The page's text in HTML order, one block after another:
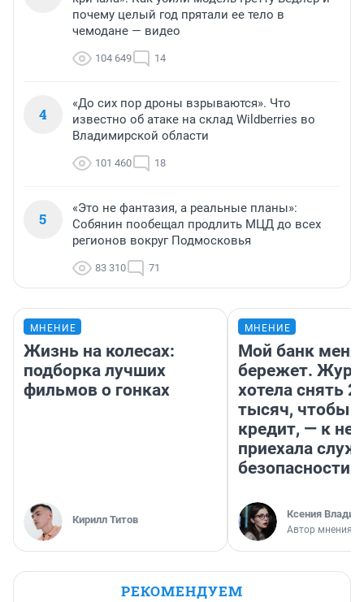
почему целый год прятали ее тело в
чемодане — видео
104 649 14
4
«До сих пор дроны взрываются». Что
известно об атаке на склад Wildberries во
Владимирской области
101 460 18
5
«Это не фантазия, а реальные планы»:
Собянин пообещал продлить МЦД до всех
регионов вокруг Подмосковья
83 310 71
МНЕНИЕ
Жизнь на колесах:
подборка лучших
фильмов о гонках
Кирилл Титов
МНЕНИЕ
Мой банк меня
бережет.
хотела снять
тысяч, чтобы
кредит, — к
приехала
безопасности
Ксения
Автор мнения
РЕКОМЕНДУЕМ